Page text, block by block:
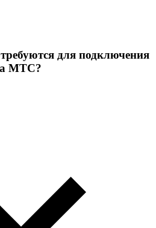
для подключения
МТС?